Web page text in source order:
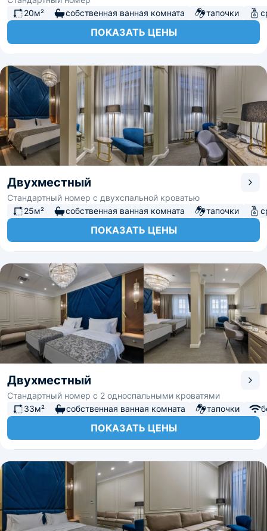
20м²
собственная ванная комната тапочки
ПОКАЗАТЬ ЦЕНЫ
Двухместный
Стандартный номер с двухспальной кроватью
25м²
собственная ванная комната тапочки
ПОКАЗАТЬ ЦЕНЫ
Двухместный
Стандартный номер с 2 односпальными кроватями
33м²
собственная ванная комната тапочки
ПОКАЗАТЬ ЦЕНЫ